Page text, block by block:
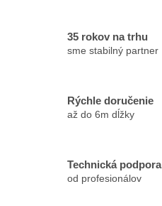
35 rokov na trhu
sme stabilný partner
Rýchle doručenie
až do 6m dĺžky
Technická podpora
od profesionálov